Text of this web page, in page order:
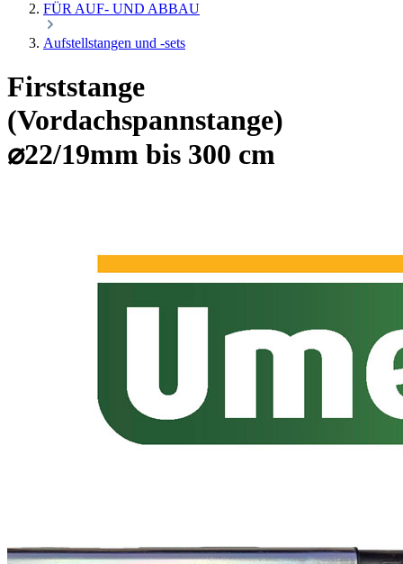
FÜR AUF- UND ABBAU
Aufstellstangen und -sets
Firststange
(Vordachspannstange)
⌀22/19mm bis 300 cm